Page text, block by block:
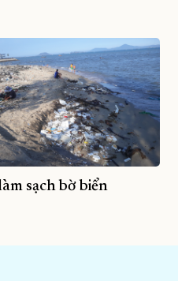
sạch bờ biển